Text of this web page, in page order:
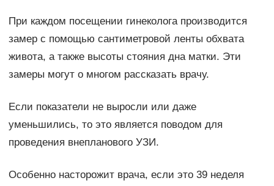
При каждом посещении гинеколога производится
замер с помощью сантиметровой ленты обхвата
живота, а также высоты стояния дна матки. Эти
замеры могут о многом рассказать врачу.
Если показатели не выросли или даже
уменьшились, то это является поводом для
проведения внепланового УЗИ.
Особенно насторожит врача, если это 39 неделя